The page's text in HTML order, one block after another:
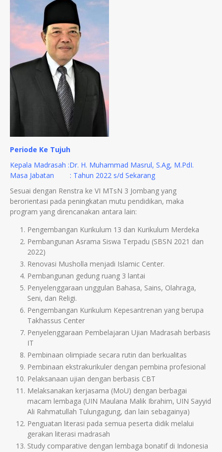
Periode Ke Tujuh
Kepala Madrasah :Dr. H. Muhammad Masrul, S.Ag, M.PdI.
Masa Jabatan : Tahun 2022 s/d Sekarang
Sesuai dengan Renstra ke VI MTsN 3 Jombang yang
berorientasi pada peningkatan mutu pendidikan, maka
program yang direncanakan antara lain:
Pengembangan Kurikulum 13 dan Kurikulum Merdeka
Pembangunan Asrama Siswa Terpadu (SBSN 2021 dan
2022)
Renovasi Musholla menjadi Islamic Center.
Pembangunan gedung ruang 3 lantai
Penyelenggaraan unggulan Bahasa, Sains, Olahraga,
Seni, dan Religi.
Pengembangan Kurikulum Kepesantrenan yang berupa
Takhassus Center
Penyelenggaraan Pembelajaran Ujian Madrasah berbasis
IT
Pembinaan olimpiade secara rutin dan berkualitas
Pembinaan ekstrakurikuler dengan pembina profesional
Pelaksanaan ujian dengan berbasis CBT
Melaksanakan kerjasama (MoU) dengan berbagai
macam lembaga (UIN Maulana Malik Ibrahim, UIN Sayyid
Ali Rahmatullah Tulungagung, dan lain sebagainya)
Penguatan literasi pada semua peserta didik melalui
gerakan literasi madrasah
Study comparative dengan lembaga bonatif di Indonesia